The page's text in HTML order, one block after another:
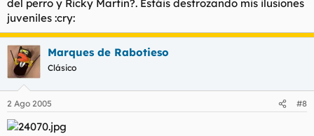
del perro y Ricky Martin?. Estáis destrozando mis ilusiones
juveniles :cry:
Marques de Rabotieso
Clásico
2 Ago 2005 #8